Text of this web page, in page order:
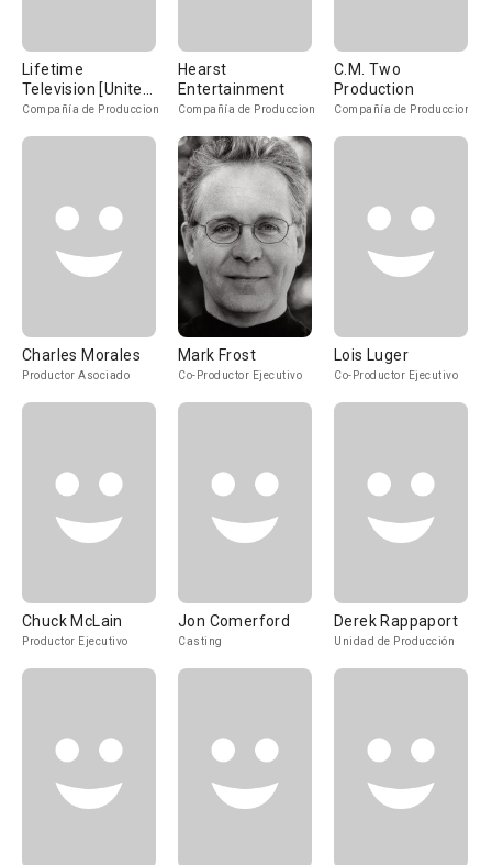
Lifetime
Television [United
States]
Compañía de Produccion
Hearst
Entertainment
Compañía de Produccion
C.M. Two
Production
Compañía de Produccion
Charles Morales
Productor Asociado
Mark Frost
Co-Productor Ejecutivo
Lois Luger
Co-Productor Ejecutivo
Chuck McLain
Productor Ejecutivo
Jon Comerford
Casting
Derek Rappaport
Unidad de Producción